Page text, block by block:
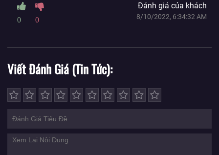
0 0
Đánh giá của khách
8/10/2022, 6:34:32 AM
Viết Đánh Giá (Tin Tức)